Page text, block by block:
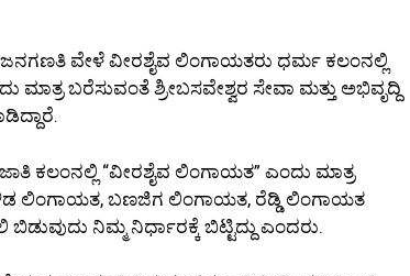
ಜನಗಣತಿ ವೇಳೆ ವೀರಶೈವ ಲಿಂಗಾಯತರು ಧರ್ಮ ಕಲಂನಲ್ಲಿ
ಬರೆಸುವಂತೆ ಶ್ರೀಬಸವೇಶ್ವರ ಸೇವಾ ಮತ್ತು ಅಭಿವೃದ್ದಿ
ಕಲಂನಲ್ಲಿ “ವೀರಶೈವ ಲಿಂಗಾಯತ” ಎಂದು ಮಾತ್ರ
ಲಿಂಗಾಯತ, ಬಣಜಿಗ ಲಿಂಗಾಯತ, ರೆಡ್ಡಿ ಲಿಂಗಾಯತ
ನಿಮ್ಮ ನಿರ್ಧಾರಕ್ಕೆ ಬಿಟ್ಟಿದ್ದು ಎಂದರು.